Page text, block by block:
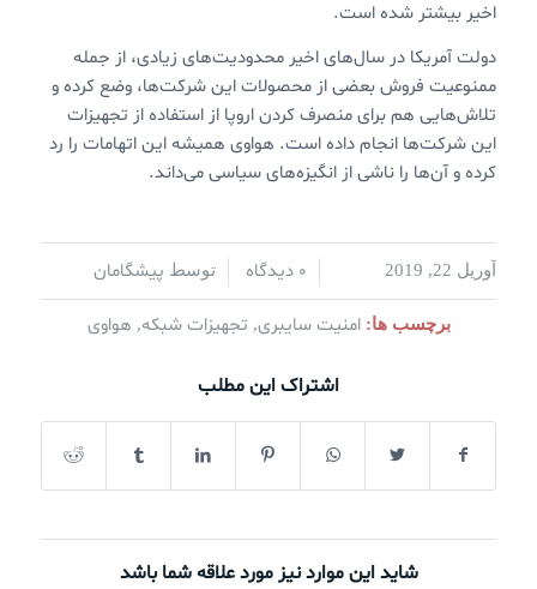
اخیر بیشتر شده است.
دولت آمریکا در سال‌های اخیر محدودیت‌های زیادی، از جمله
ممنوعیت فروش بعضی از محصولات این شرکت‌ها، وضع کرده و
تلاش‌هایی هم برای منصرف کردن اروپا از استفاده از تجهیزات
این شرکت‌ها انجام داده است. هواوی همیشه این اتهامات را رد
کرده و آن‌ها را ناشی از انگیزه‌های سیاسی می‌داند.
آوریل 22, 2019 / 0 دیدگاه/ توسط پیشگامان
برچسب ها: امنیت سایبری, تجهیزات شبکه, هواوی
اشتراک این مطلب
شاید این موارد نیز مورد علاقه شما باشد